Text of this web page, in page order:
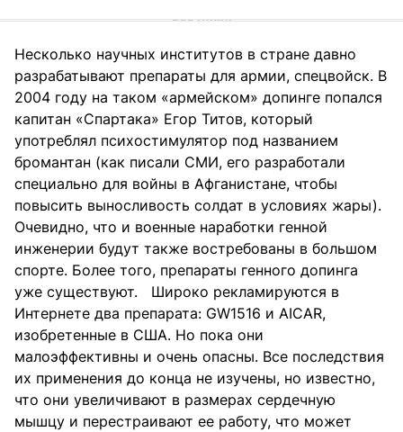
Несколько научных институтов в стране давно
разрабатывают препараты для армии, спецвойск. В
2004 году на таком «армейском» допинге попался
капитан «Спартака» Егор Титов, который
употреблял психостимулятор под названием
бромантан (как писали СМИ, его разработали
специально для войны в Афганистане, чтобы
повысить выносливость солдат в условиях жары).
Очевидно, что и военные наработки генной
инженерии будут также востребованы в большом
спорте. Более того, препараты генного допинга
уже существуют. Широко рекламируются в
Интернете два препарата: GW1516 и AICAR,
изобретенные в США. Но пока они
малоэффективны и очень опасны. Все последствия
их применения до конца не изучены, но известно,
что они увеличивают в размерах сердечную
мышцу и перестраивают ее работу, что может